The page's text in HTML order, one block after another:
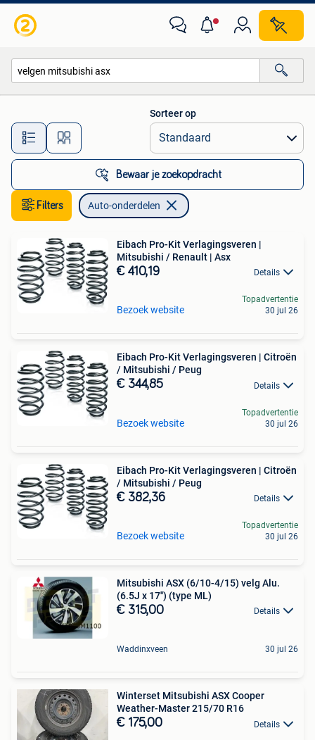
Alle afstanden…
Sorteer op
Bewaar je zoekopdracht
Filters Auto-onderdelen
Eibach Pro-Kit Verlagingsveren |
Mitsubishi / Renault | Asx
€ 410,19 Details
Bezoek website
Topadvertentie
30 jul 26
Eibach Pro-Kit Verlagingsveren | Citroën
/ Mitsubishi / Peug
€ 344,85 Details
Bezoek website
Topadvertentie
30 jul 26
Eibach Pro-Kit Verlagingsveren | Citroën
/ Mitsubishi / Peug
€ 382,36 Details
Bezoek website
Topadvertentie
30 jul 26
Mitsubishi ASX (6/10-4/15) velg Alu.
(6.5J x 17'') (type ML)
€ 315,00 Details
Waddinxveen 30 jul 26
Winterset Mitsubishi ASX Cooper
Weather-Master 215/70 R16
€ 175,00 Details